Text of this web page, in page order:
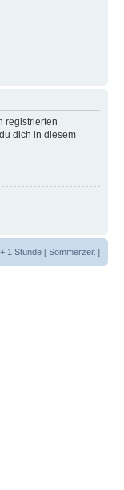
registrierten
dich in diesem
1 Stunde [ Sommerzeit ]